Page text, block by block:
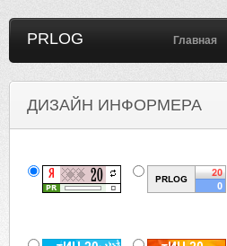
PRLOG Главная
ДИЗАЙН ИНФОРМЕРА